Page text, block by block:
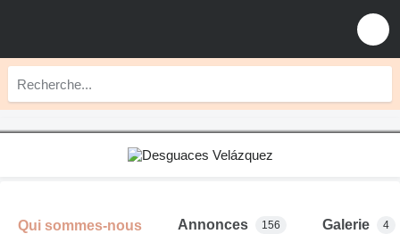
Qui sommes-nous Annonces 156 Galerie 4